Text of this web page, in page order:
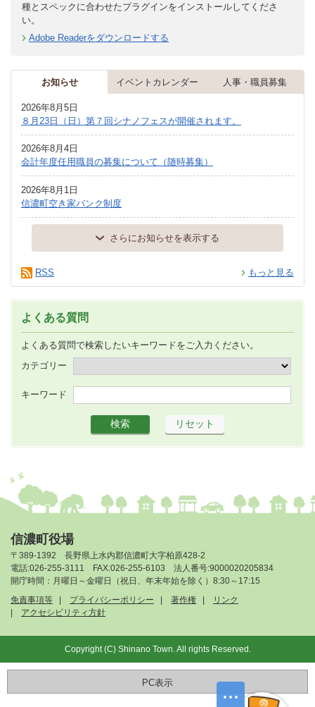
種とスペックに合わせたプラグインをインストールしてくださ
い。
Adobe Readerをダウンロードする
お知らせ イベントカレンダー 人事・職員募集
2026年8月5日
８月23日（日）第７回シナノフェスが開催されます。
2026年8月4日
会計年度任用職員の募集について（随時募集）
2026年8月1日
信濃町空き家バンク制度
さらにお知らせを表示する
もっと見る
RSS
よくある質問
よくある質問で検索したいキーワードをご入力ください。
カテゴリー
キーワード
信濃町役場
〒389-1392 長野県上水内郡信濃町大字柏原428-2
電話:026-255-3111 FAX:026-255-6103 法人番号:9000020205834
開庁時間：月曜日～金曜日（祝日、年末年始を除く）8:30～17:15
免責事項等
プライバシーポリシー 著作権
リンク
アクセシビリティ方針
Copyright (C) Shinano Town. All rights Reserved.
PC表示